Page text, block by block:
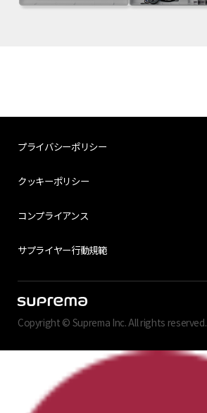
プライバシーポリシー
クッキーポリシー
コンプライアンス
サプライヤー行動規範
Copyright © Suprema Inc. All rights reserved.